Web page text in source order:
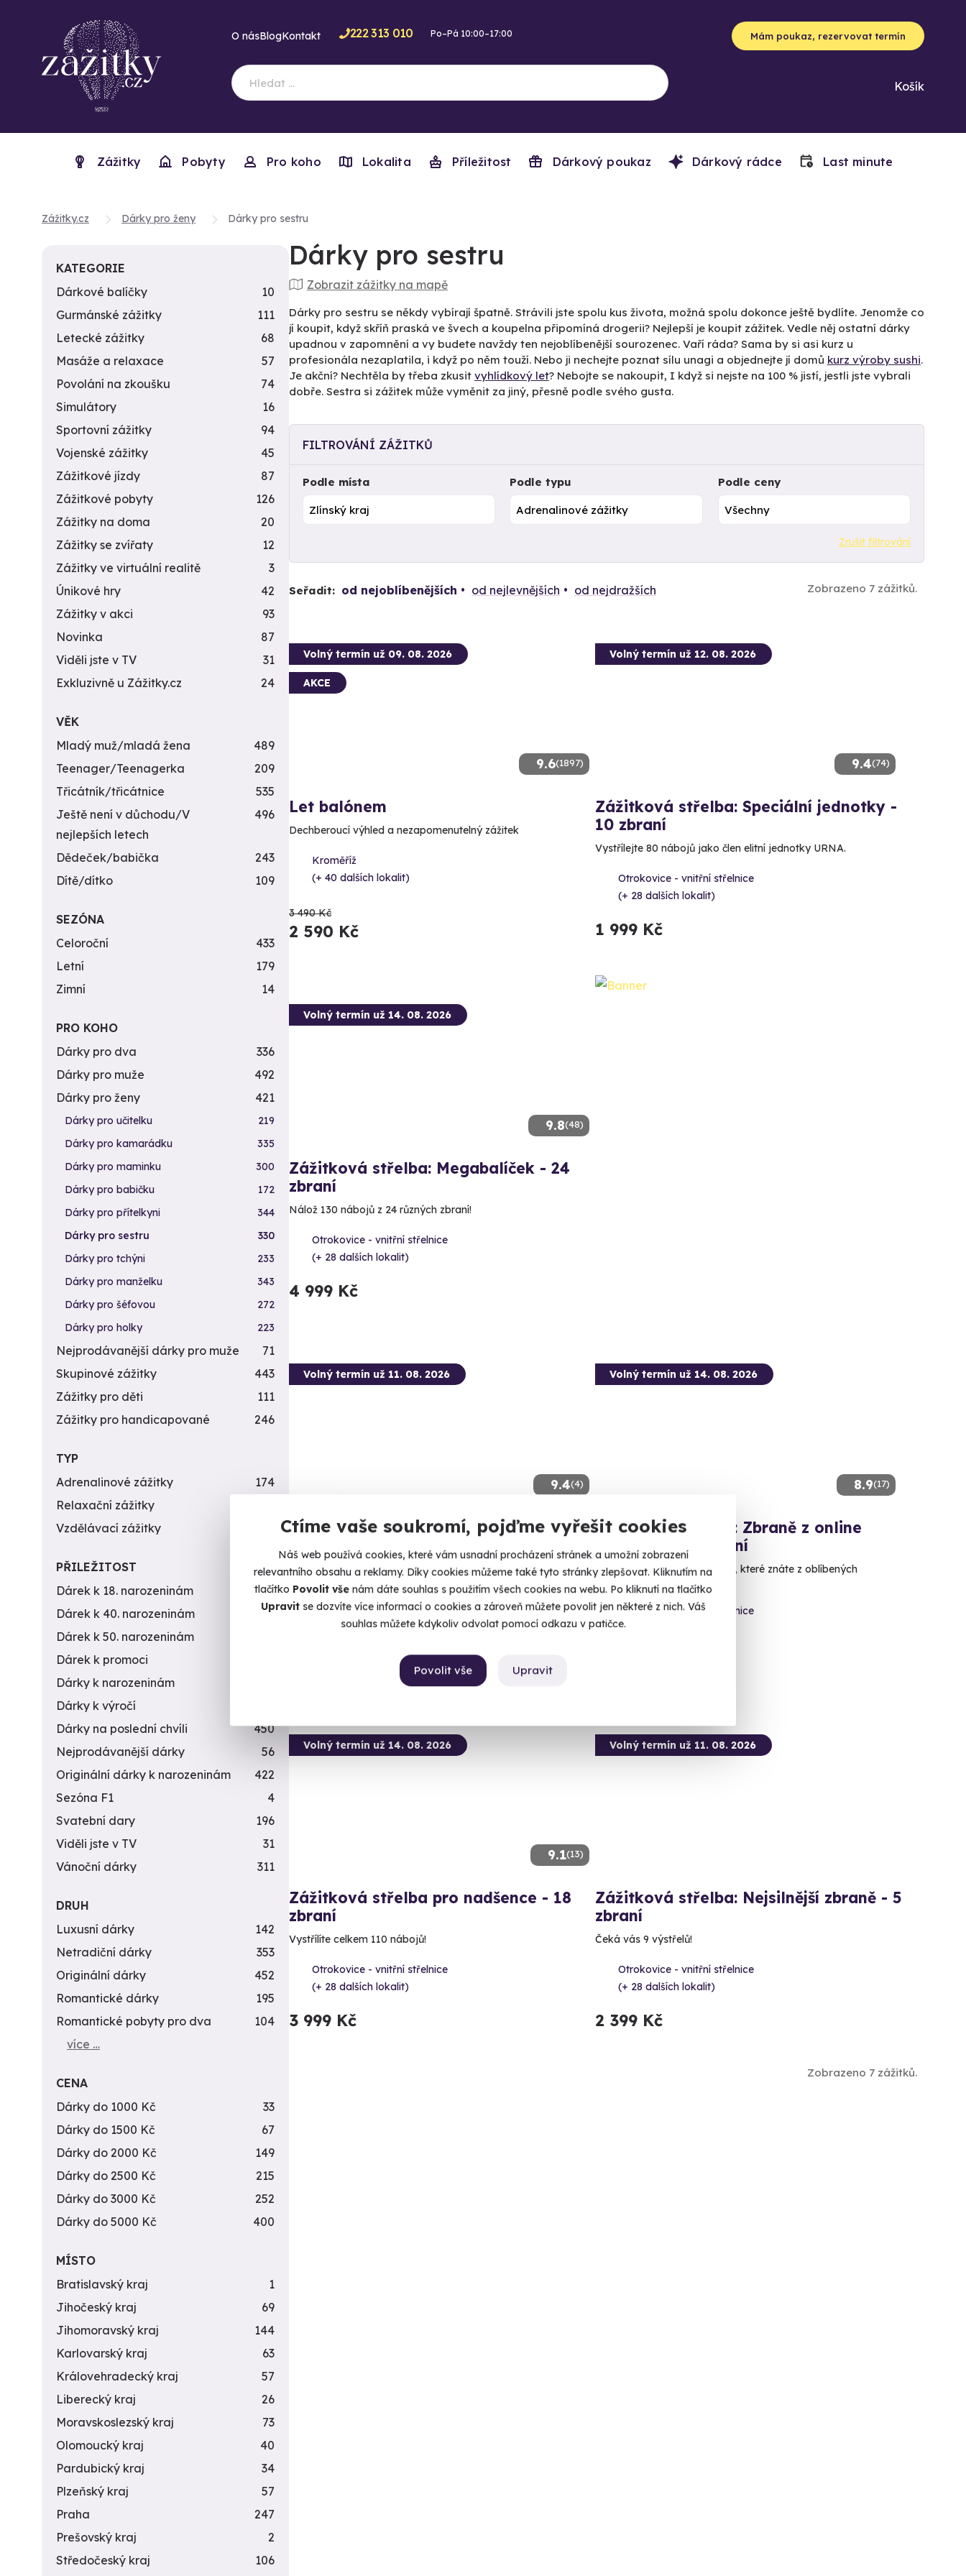
Ctíme vaše soukromí, pojďme vyřešit cookies
Náš web používá cookies, které vám usnadní procházení stránek a umožní zobrazení
relevantního obsahu a reklamy. Díky cookies můžeme také tyto stránky zlepšovat. Kliknutím na
tlačítko Povolit vše nám dáte souhlas s použitím všech cookies na webu. Po kliknutí na tlačítko
Upravitse dozvíte více informací o cookies a zároveň můžete povolit jen některé z nich. Váš
souhlas můžete kdykoliv odvolat pomocí odkazu v patičce.
Upravit
Povolit vše
O násBlogKontakt 222 313 010 Po–Pá 10:00–17:00 Mám poukaz, rezervovat termín
Košík
Zážitky Pobyty Pro koho Lokalita Příležitost Dárkový poukaz Dárkový rádce Last minute
Zážitky.cz Dárky pro ženy Dárky pro sestru
Dárky pro sestru
Zobrazit zážitky na mapě
Dárky pro sestru se někdy vybírají špatně. Strávili jste spolu kus života, možná spolu dokonce ještě bydlíte. Jenomže co
jí koupit, když skříň praská ve švech a koupelna připomíná drogerii? Nejlepší je koupit zážitek. Vedle něj ostatní dárky
upadnou v zapomnění a vy budete navždy ten nejoblíbenější sourozenec. Vaří ráda? Sama by si asi kurz u
profesionála nezaplatila, i když po něm touží. Nebo ji nechejte poznat sílu unagi a objednejte jí domů kurz výroby sushi.
Je akční? Nechtěla by třeba zkusit vyhlídkový let? Nebojte se nakoupit, I když si nejste na 100 % jistí, jestli jste vybrali
dobře. Sestra si zážitek může vyměnit za jiný, přesně podle svého gusta.
FILTROVÁNÍ ZÁŽITKŮ
Podle místa Podle typu Podle ceny
Zrušit filtrování
Seřadit: od nejoblíbenějších od nejlevnějších od nejdražších Zobrazeno 7 zážitků.
9.6(1897)
Volný termín už 09. 08. 2026
AKCE
Let balónem
Dechberoucí výhled a nezapomenutelný zážitek
Kroměříž
(+ 40 dalších lokalit)
3 490 Kč
2 590 Kč
9.4(74)
Volný termín už 12. 08. 2026
Zážitková střelba: Speciální jednotky -
10 zbraní
Vystřílejte 80 nábojů jako člen elitní jednotky URNA.
Otrokovice - vnitřní střelnice
(+ 28 dalších lokalit)
1 999 Kč
9.8(48)
Volný termín už 14. 08. 2026
Zážitková střelba: Megabalíček - 24
zbraní
Nálož 130 nábojů z 24 různých zbraní!
Otrokovice - vnitřní střelnice
(+ 28 dalších lokalit)
4 999 Kč
9.4(4)
Volný termín už 11. 08. 2026
Zážitková střelba: Nejsilnější zbraně - 7
zbraní
Vypálíte 13 výstřelů!
Otrokovice - vnitřní střelnice
(+ 28 dalších lokalit)
8.9(17)
Volný termín už 14. 08. 2026
Zážitková střelba: Zbraně z online
stříleček - 11 zbraní
Vyzkoušejte si naživo zbraně, které znáte z oblíbených
stříleček!
Otrokovice - vnitřní střelnice
(+ 28 dalších lokalit)
9.1(13)
Volný termín už 14. 08. 2026
Zážitková střelba pro nadšence - 18
zbraní
Vystřílíte celkem 110 nábojů!
Otrokovice - vnitřní střelnice
(+ 28 dalších lokalit)
3 999 Kč
Volný termín už 11. 08. 2026
Zážitková střelba: Nejsilnější zbraně - 5
zbraní
Čeká vás 9 výstřelů!
Otrokovice - vnitřní střelnice
(+ 28 dalších lokalit)
2 399 Kč
Zobrazeno 7 zážitků.
KATEGORIE
Dárkové balíčky
10
Gurmánské zážitky
111
Letecké zážitky
68
Masáže a relaxace
57
Povolání na zkoušku
74
Simulátory
16
Sportovní zážitky
94
Vojenské zážitky
45
Zážitkové jízdy
87
Zážitkové pobyty
126
Zážitky na doma
20
Zážitky se zvířaty
12
Zážitky ve virtuální realitě
3
Únikové hry
42
Zážitky v akci
93
Novinka
87
Viděli jste v TV
31
Exkluzivně u Zážitky.cz
24
VĚK
Mladý muž/mladá žena
489
Teenager/Teenagerka
209
Třicátník/třicátnice
535
Ještě není v důchodu/V
nejlepších letech
496
Dědeček/babička
243
Dítě/dítko
109
SEZÓNA
Celoroční
433
Letní
179
Zimní
14
PRO KOHO
Dárky pro dva
336
Dárky pro muže
492
Dárky pro ženy
421
Dárky pro učitelku
219
Dárky pro kamarádku
335
Dárky pro maminku
300
Dárky pro babičku
172
Dárky pro přítelkyni
344
Dárky pro sestru
330
Dárky pro tchýni
233
Dárky pro manželku
343
Dárky pro šéfovou
272
Dárky pro holky
223
Nejprodávanější dárky pro muže
71
Skupinové zážitky
443
Zážitky pro děti
111
Zážitky pro handicapované
246
TYP
Adrenalinové zážitky
174
Relaxační zážitky
Vzdělávací zážitky
PŘILEŽITOST
Dárek k 18. narozeninám
256
Dárek k 40. narozeninám
453
Dárek k 50. narozeninám
Dárek k promoci
Dárky k narozeninám
Dárky k výročí
Dárky na poslední chvíli
450
Nejprodávanější dárky
56
Originální dárky k narozeninám
422
Sezóna F1
4
Svatební dary
196
Viděli jste v TV
31
Vánoční dárky
311
DRUH
Luxusní dárky
142
Netradiční dárky
353
Originální dárky
452
Romantické dárky
195
Romantické pobyty pro dva
104
více …
CENA
Dárky do 1000 Kč
33
Dárky do 1500 Kč
67
Dárky do 2000 Kč
149
Dárky do 2500 Kč
215
Dárky do 3000 Kč
252
Dárky do 5000 Kč
400
MÍSTO
Bratislavský kraj
1
Jihočeský kraj
69
Jihomoravský kraj
144
Karlovarský kraj
63
Královehradecký kraj
57
Liberecký kraj
26
Moravskoslezský kraj
73
Olomoucký kraj
40
Pardubický kraj
34
Plzeňský kraj
57
Praha
247
Prešovský kraj
2
Středočeský kraj
106